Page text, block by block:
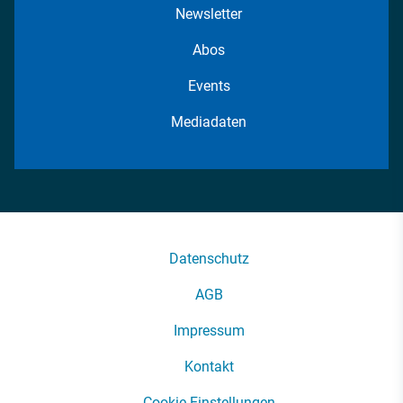
Newsletter
Abos
Events
Mediadaten
Datenschutz
AGB
Impressum
Kontakt